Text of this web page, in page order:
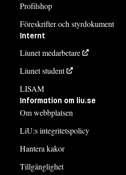
Profilshop
Föreskrifter och styrdokument
Internt
Liunet medarbetare
Liunet student
LISAM
Information om liu.se
Om webbplatsen
LiU:s integritetspolicy
Hantera kakor
Tillgänglighet